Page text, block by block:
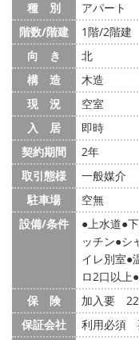
種 別
アパート
階数/階建
1階/2階建
向 き
北
構 造
木造
現 況
空室
入 居
即時
契約期間
2年
取引態様
一般媒介
駐車場
空無
設備/条件
上水道
ッチン シ
イレ別室
ロ2口以上
保 険
加入要
保証会社
利用必須